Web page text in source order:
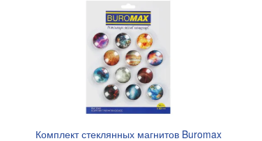
Комплект стеклянных магнитов Buromax